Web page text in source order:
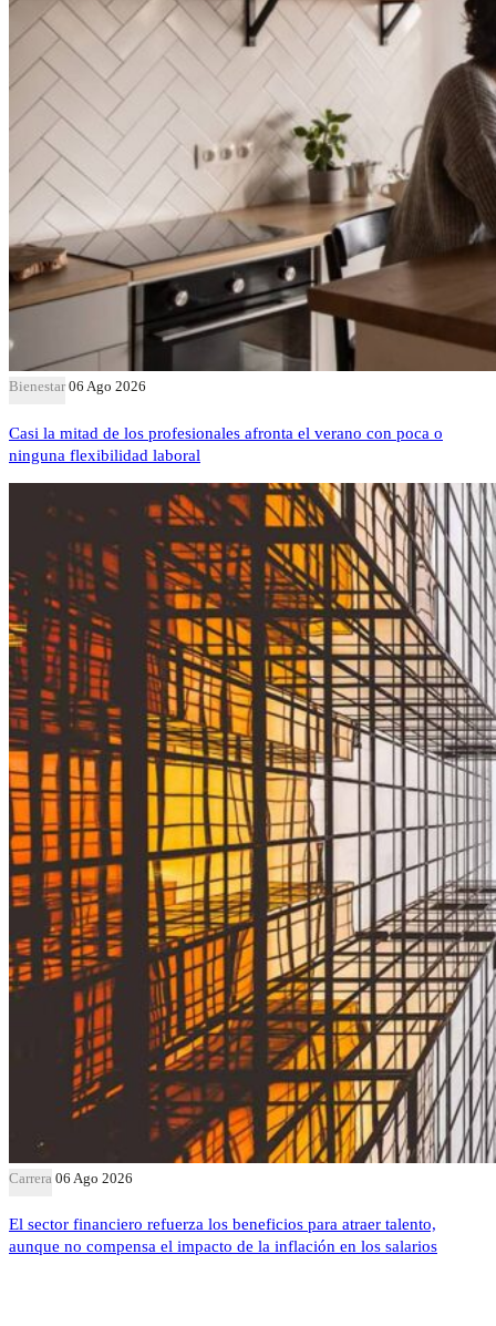
Bienestar 06 Ago 2026
Casi la mitad de los profesionales afronta el verano con poca o
ninguna flexibilidad laboral
Carrera 06 Ago 2026
El sector financiero refuerza los beneficios para atraer talento,
aunque no compensa el impacto de la inflación en los salarios